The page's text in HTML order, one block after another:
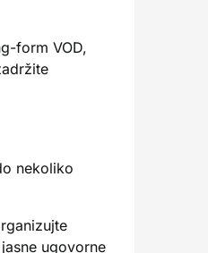
form VOD,
nekoliko
ugovorne